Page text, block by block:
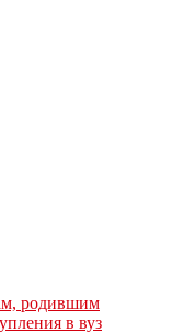
родившим
в вуз